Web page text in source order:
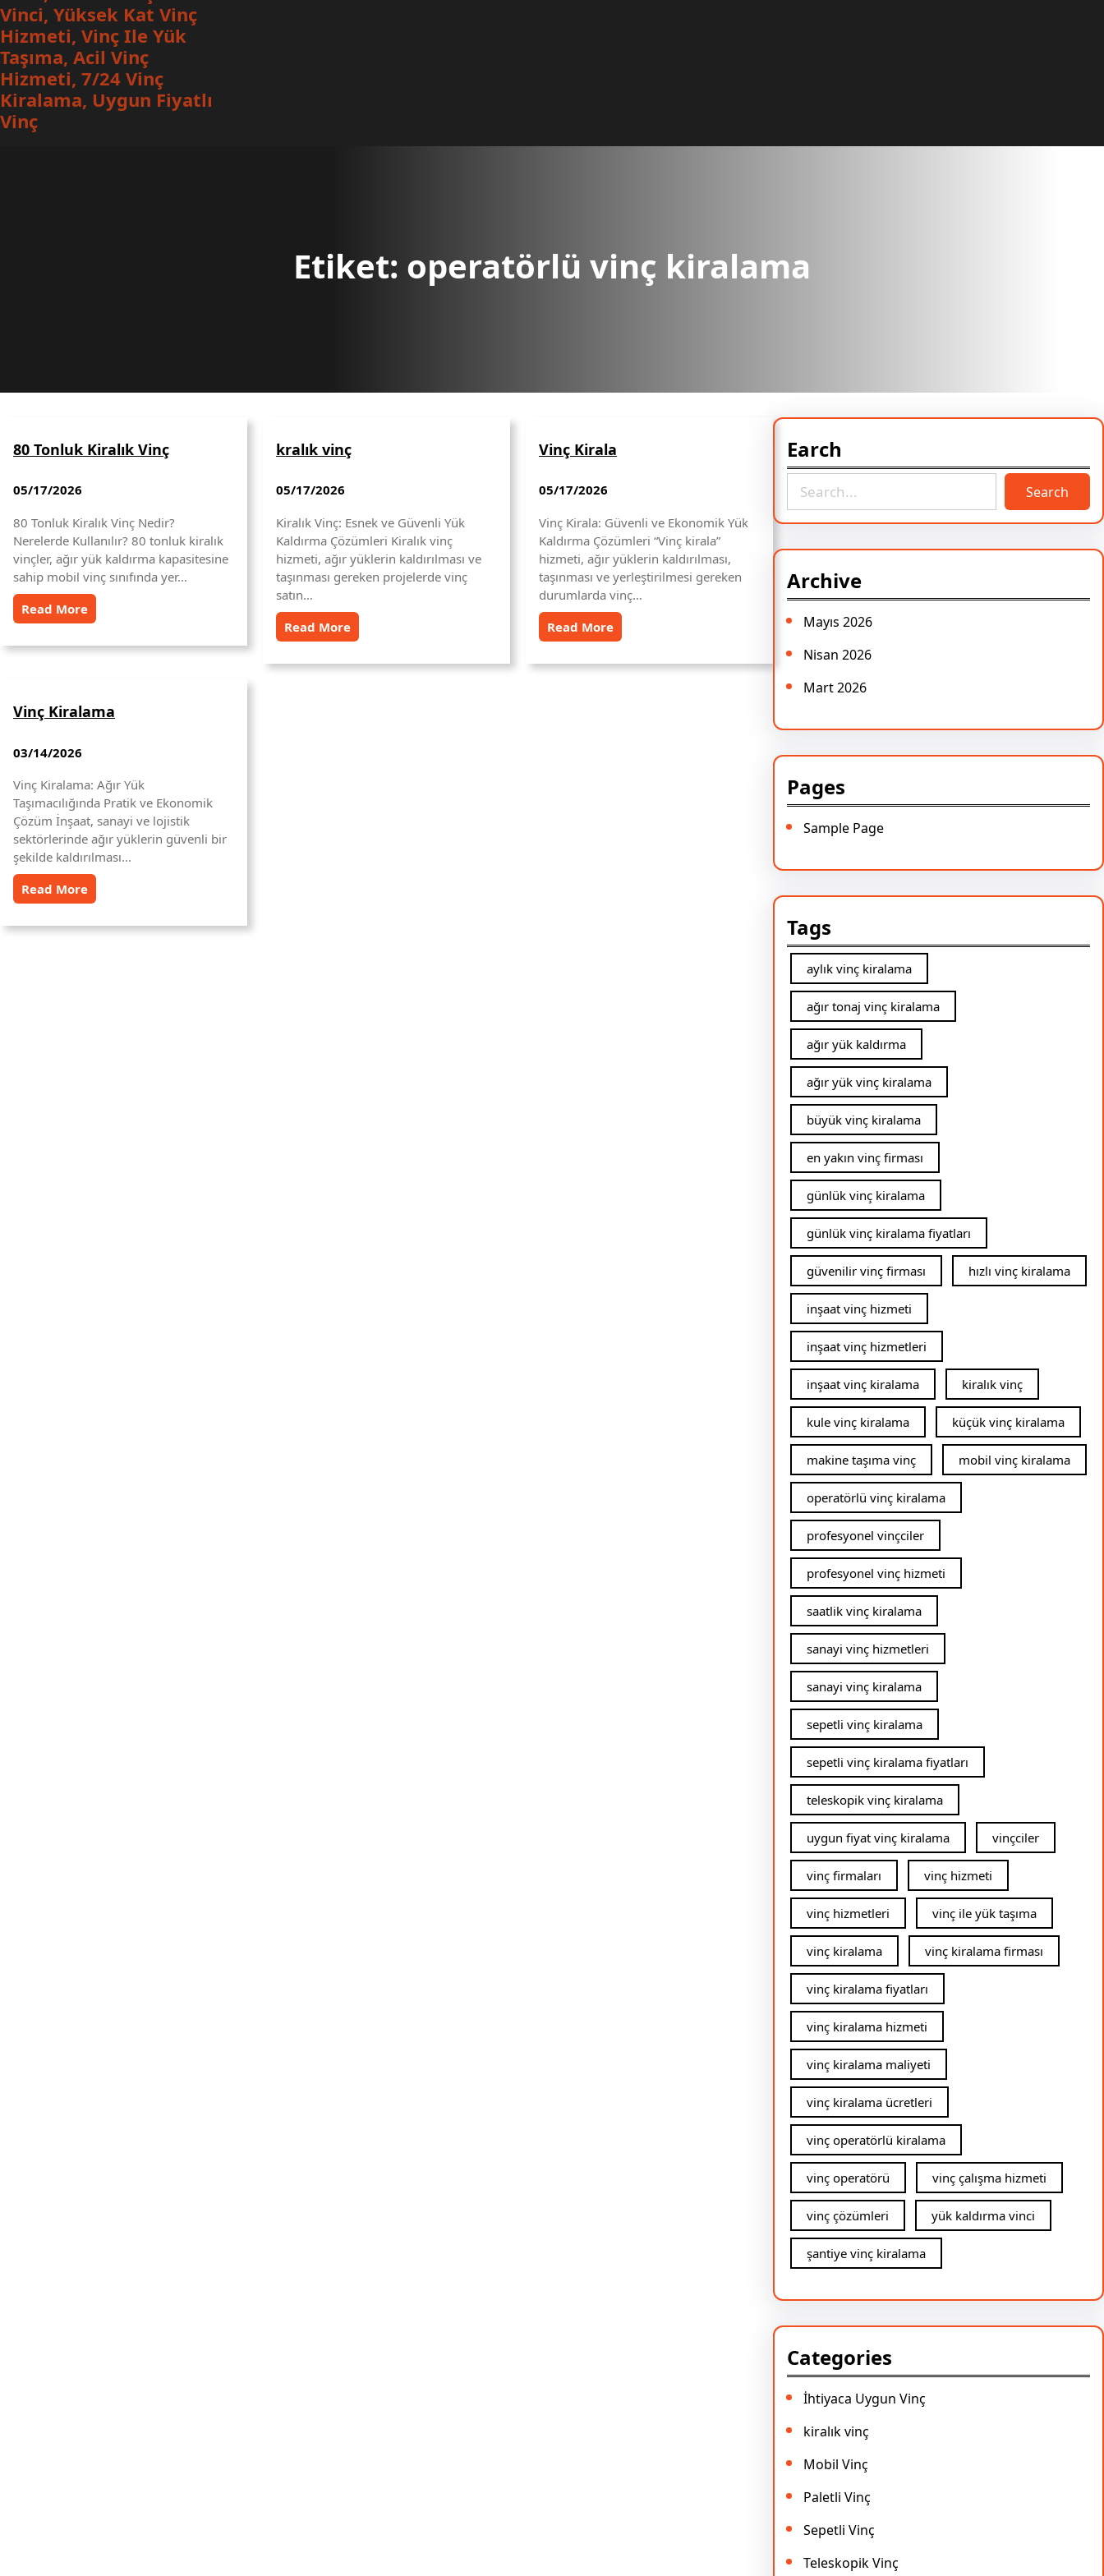
Vinci, Yüksek Kat Vinç
Hizmeti, Vinç Ile Yük
Taşıma, Acil Vinç
Hizmeti, 7/24 Vinç
Kiralama, Uygun Fiyatlı
Vinç
Etiket: operatörlü vinç kiralama
80 Tonluk Kiralık Vinç
05/17/2026
80 Tonluk Kiralık Vinç Nedir?
Nerelerde Kullanılır? 80 tonluk kiralık
vinçler, ağır yük kaldırma kapasitesine
sahip mobil vinç sınıfında yer…
Read More
kralık vinç
05/17/2026
Kiralık Vinç: Esnek ve Güvenli Yük
Kaldırma Çözümleri Kiralık vinç
hizmeti, ağır yüklerin kaldırılması ve
taşınması gereken projelerde vinç
satın…
Read More
Vinç Kirala
05/17/2026
Vinç Kirala: Güvenli ve Ekonomik Yük
Kaldırma Çözümleri “Vinç kirala”
hizmeti, ağır yüklerin kaldırılması,
taşınması ve yerleştirilmesi gereken
durumlarda vinç…
Read More
Vinç Kiralama
03/14/2026
Vinç Kiralama: Ağır Yük
Taşımacılığında Pratik ve Ekonomik
Çözüm İnşaat, sanayi ve lojistik
sektörlerinde ağır yüklerin güvenli bir
şekilde kaldırılması…
Read More
Earch
a
h
Search
Archive
Mayıs 2026
Nisan 2026
Mart 2026
Pages
Sample Page
Tags
aylık vinç kiralama
ağır tonaj vinç kiralama
ağır yük kaldırma
ağır yük vinç kiralama
büyük vinç kiralama
en yakın vinç firması
günlük vinç kiralama
günlük vinç kiralama fiyatları
güvenilir vinç firması hızlı vinç kiralama
inşaat vinç hizmeti
inşaat vinç hizmetleri
inşaat vinç kiralama kiralık vinç
kule vinç kiralama küçük vinç kiralama
makine taşıma vinç mobil vinç kiralama
operatörlü vinç kiralama
profesyonel vinçciler
profesyonel vinç hizmeti
saatlik vinç kiralama
sanayi vinç hizmetleri
sanayi vinç kiralama
sepetli vinç kiralama
sepetli vinç kiralama fiyatları
teleskopik vinç kiralama
uygun fiyat vinç kiralama vinçciler
vinç firmaları vinç hizmeti
vinç hizmetleri vinç ile yük taşıma
vinç kiralama vinç kiralama firması
vinç kiralama fiyatları
vinç kiralama hizmeti
vinç kiralama maliyeti
vinç kiralama ücretleri
vinç operatörlü kiralama
vinç operatörü vinç çalışma hizmeti
vinç çözümleri yük kaldırma vinci
şantiye vinç kiralama
Categories
İhtiyaca Uygun Vinç
kiralık vinç
Mobil Vinç
Paletli Vinç
Sepetli Vinç
Teleskopik Vinç